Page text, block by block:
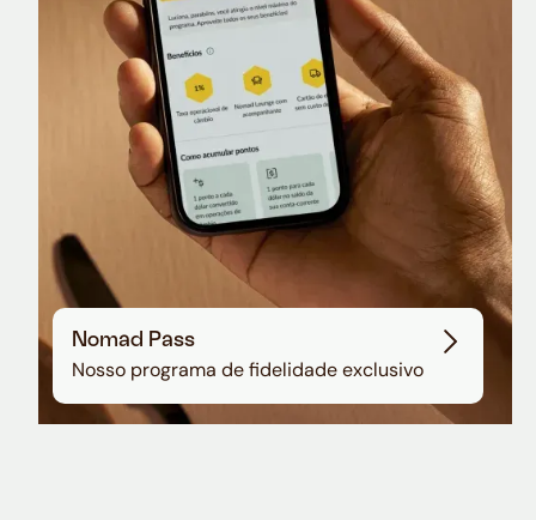
Nomad Pass
Nosso programa de fidelidade exclusivo